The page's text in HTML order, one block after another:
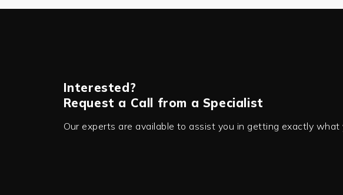
Interested?
Request a Call from a Specialist
Our experts are available to assist you in getting exactly what